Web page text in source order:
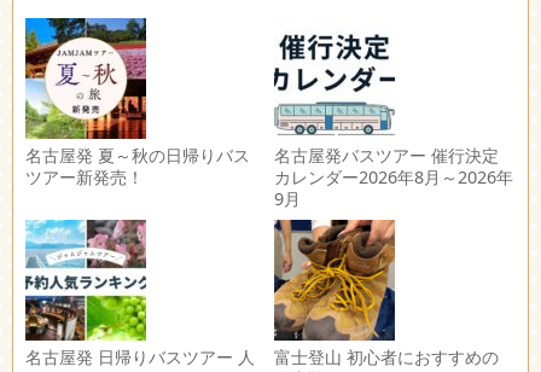
名古屋発 夏～秋の日帰りバス
ツアー新発売！
名古屋発バスツアー 催行決定
カレンダー2026年8月～2026年
9月
名古屋発 日帰りバスツアー 人
富士登山 初心者におすすめの